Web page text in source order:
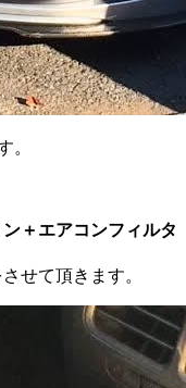
。
ン＋エアコンフィルタ
せて頂きます。